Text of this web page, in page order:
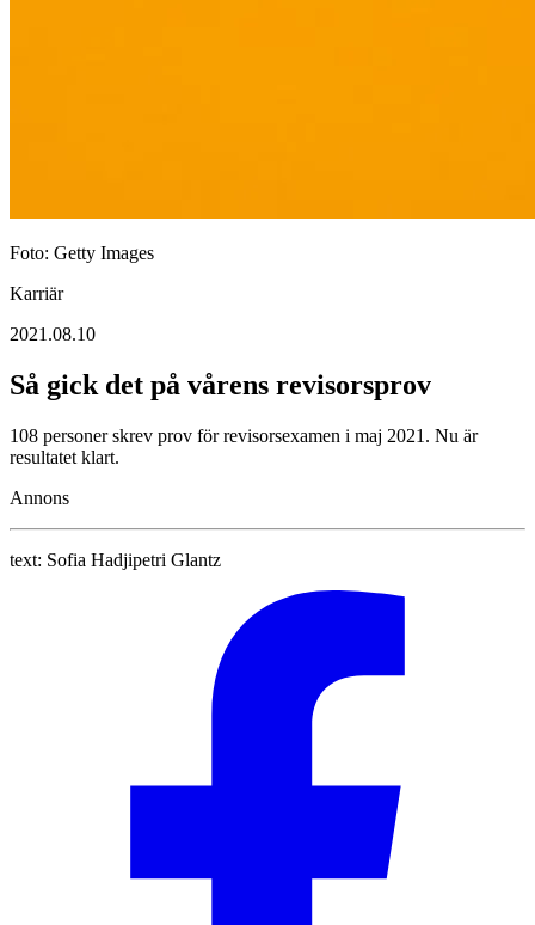
Foto: Getty Images
Karriär
2021.08.10
Så gick det på vårens revisorsprov
108 personer skrev prov för revisorsexamen i maj 2021. Nu är
resultatet klart.
Annons
text: Sofia Hadjipetri Glantz